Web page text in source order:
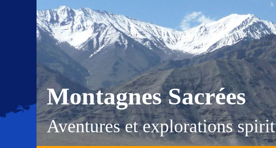
Montagnes Sacrées
Aventures et explorations